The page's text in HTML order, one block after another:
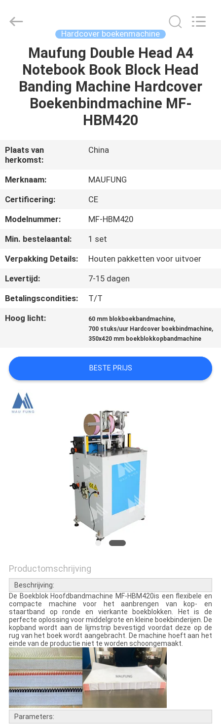
THUIS
PRODUCTEN
FABRIEKSTOCHT
KWALITEITSCONTROLE
NEEM
CONTACT
MET
ONS
OP
NIEUWS
ZAKEN
SITEMAP
PRIVACYBELEID
CO.,LTD.
Hardcover boekenmachine
Maufung Double Head A4
Notebook Book Block Head
Banding Machine Hardcover
Boekenbindmachine MF-
HBM420
Plaats van
herkomst:
China
Merknaam:
MAUFUNG
Certificering:
CE
Modelnummer:
MF-HBM420
Min. bestelaantal:
1 set
Verpakking Details:
Houten pakketten voor uitvoer
Levertijd:
7-15 dagen
Betalingscondities:
T/T
Hoog licht:
60 mm blokboekbandmachine,
700 stuks/uur Hardcover boekbindmachine,
350x420 mm boekblokkopbandmachine
BESTE PRIJS
Productomschrijving
Beschrijving:
De Boekblok Hoofdbandmachine MF-HBM420is een flexibele en
compacte machine voor het aanbrengen van kop- en
staartband op ronde en vierkante boekblokken. Het is de
perfecte oplossing voor middelgrote en kleine boekbinderijen. De
kopband wordt aan de lijmstrip bevestigd voordat deze op de
rug van het boek wordt aangebracht. De machine hoeft aan het
einde van de productie niet te worden schoongemaakt.
Parameters: